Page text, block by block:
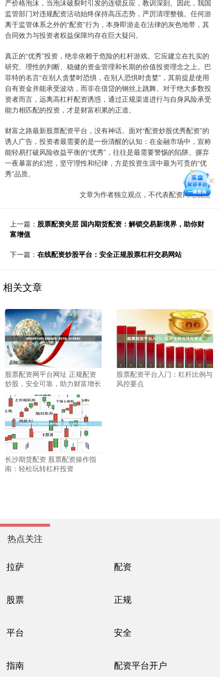
产价格泡沫，当泡沫破裂时引发的连锁反应，教训深刻。因此，我国
监管部门对违规配资活动始终保持高压态势，严厉清理整顿。任何游
离于监管体系之外的“配资”行为，本身即游走在法律的灰色地带，其
合同效力与投资者权益保障均存在巨大疑问。
真正的“优秀”投资，绝非依赖于危险的杠杆游戏。它应建立在扎实的
研究、理性的判断、稳健的资金管理和长期的价值投资理念之上。巴
菲特的名言“在别人贪婪时恐惧，在别人恐惧时贪婪”，其前提是使用
自有资金并能承受波动，而非在借贷的钢丝上跳舞。对于绝大多数投
资者而言，远离高杠杆配资诱惑，通过正规渠道进行与自身风险承受
能力相匹配的投资，才是财富积累的正道。
财富之路最新股票配资平台，没有神话。面对“配资炒股优秀配资”的
诱人广告，投资者最需要的是一份清醒的认知：在金融市场中，宣称
能轻易打破风险收益平衡的“优秀”，往往是最需要警惕的陷阱。摒弃
一夜暴富的幻想，坚守理性和纪律，方是投资生涯中最为可贵的“优
秀”品质。
文章为作者独立观点，不代表配资网站观点
上一篇： 股票配资夹层 国内期货配资：解锁交易新境界，助你财
富增值
下一篇： 在线配资炒股平台：安全正规股票杠杆交易网站
相关文章
股票配资网平台网址 正规配资
炒股，安全可靠，助力财富增长
股票配资平台入门：杠杆比例与
风控要点
长沙期货配资 股票配资操作指
南：轻松玩转杠杆投资
热点关注
拉萨 配资
股票 正规
平台 安全
指南 配资平台开户